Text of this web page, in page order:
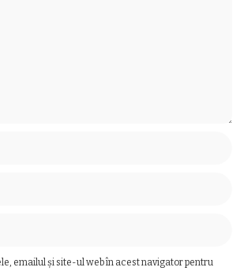
emailul și site-ul web în acest navigator pentru